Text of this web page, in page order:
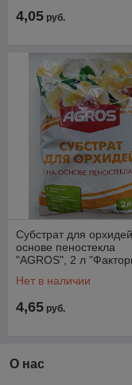
4,05 руб.
Субстрат для
основе пеностекла
"AGROS", 2 л
Нет в наличии
4,65 руб.
О нас